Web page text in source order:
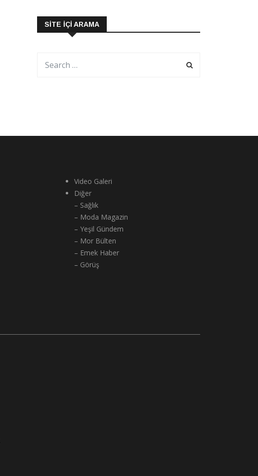
SITE İÇI ARAMA
Video Galeri
Diğer
– Sağlık
– Moda Magazin
– Yeşil Gündem
– Mor Bülten
– Emek Haber
– Görüş